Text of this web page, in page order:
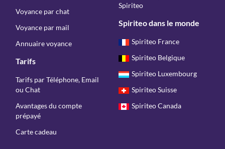
Voyance par chat
Voyance par mail
Annuaire voyance
Tarifs
Tarifs par Téléphone, Email
ou Chat
Avantages du compte
prépayé
Carte cadeau
Spiriteo
Spiriteo dans le monde
Spiriteo France
Spiriteo Belgique
Spiriteo Luxembourg
Spiriteo Suisse
Spiriteo Canada